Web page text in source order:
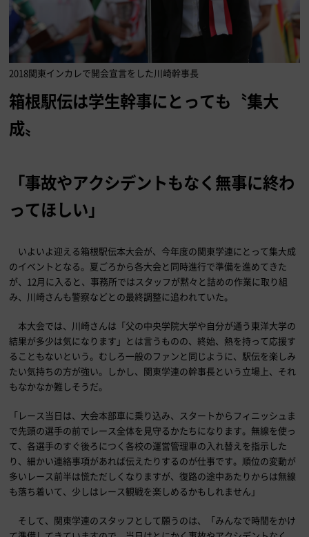
2018関東インカレで開会宣言をした川崎幹事長
箱根駅伝は学生幹事にとっても〝集大
成〟
「事故やアクシデントもなく無事に終わ
ってほしい」
いよいよ迎える箱根駅伝本大会が、今年度の関東学連にとって集大成
のイベントとなる。夏ごろから各大会と同時進行で準備を進めてきた
が、12月に入ると、事務所ではスタッフが黙々と詰めの作業に取り組
み、川崎さんも警察などとの最終調整に追われていた。
本大会では、川崎さんは「父の中央学院大学や自分が通う東洋大学の
結果が多少は気になります」とは言うものの、終始、熱を持って応援す
ることもないという。むしろ一般のファンと同じように、駅伝を楽しみ
たい気持ちの方が強い。しかし、関東学連の幹事長という立場上、それ
もなかなか難しそうだ。
「レース当日は、大会本部車に乗り込み、スタートからフィニッシュま
で先頭の選手の前でレース全体を見守るかたちになります。無線を使っ
て、各選手のすぐ後ろにつく各校の運営管理車の入れ替えを指示した
り、細かい連絡事項があれば伝えたりするのが仕事です。順位の変動が
多いレース前半は慌ただしくなりますが、復路の途中あたりからは無線
も落ち着いて、少しはレース観戦を楽しめるかもしれません」
そして、関東学連のスタッフとして願うのは、「みんなで時間をかけ